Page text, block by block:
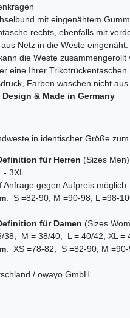
mit eingenähtem
rechts, ebenfalls mit
Netz in die Weste eingenäht.
die Weste zusammengerollt
eine Ihrer Trikotrückentaschen
Farben waschen nicht aus
& Made in Germany
in identischer Größe
für Herren (Sizes
- 3XL
gegen Aufpreis möglich.
: S =82-90, M =90-98, L =98-
für Damen (Sizes
38, M = 38/40, L = 40/42, XL =
: XS =78-82, S =82-90, M
/ owayo GmbH